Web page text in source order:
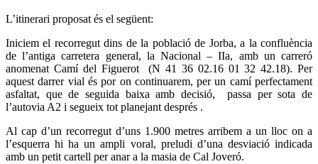
L’itinerari proposat és el següent:
Iniciem el recorregut dins de la població de Jorba, a la confluència
de l’antiga carretera general, la Nacional – IIa, amb un carreró
anomenat Camí del Figuerot (N 41 36 02.16 01 32 42.18). Per
aquest darrer vial és por on continuarem, per un camí perfectament
asfaltat, que de seguida baixa amb decisió, passa per sota de
l’autovia A2 i segueix tot planejant després .
Al cap d’un recorregut d’uns 1.900 metres arribem a un lloc on a
l’esquerra hi ha un ampli voral, preludi d’una desviació indicada
amb un petit cartell per anar a la masia de Cal Joveró.